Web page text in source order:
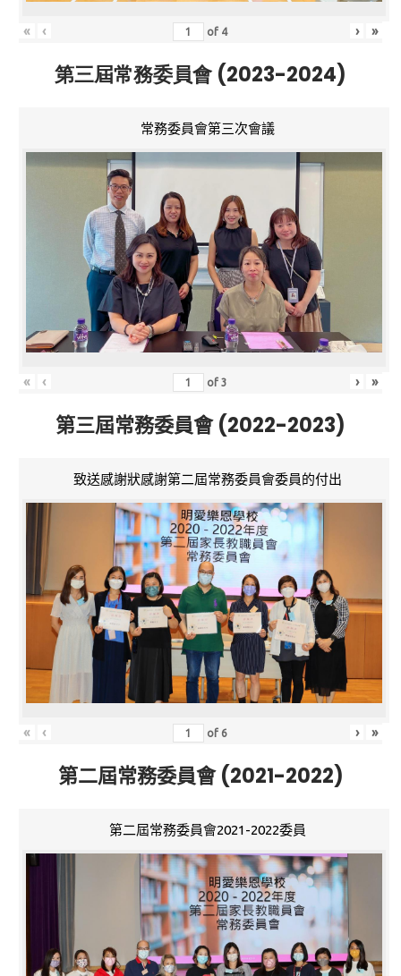
« ‹ of 4 › »
第三屆常務委員會 (2023-2024)
常務委員會第三次會議
« ‹ of3 › »
第三屆常務委員會 (2022-2023)
致送感謝狀感謝第二屆常務委員會委員的付出
« ‹ of 6 › »
第二屆常務委員會 (2021-2022)
第二屆常務委員會2021-2022委員